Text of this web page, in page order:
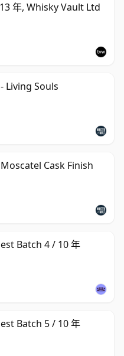
年, Whisky Vault Ltd
Living Souls
Cask Finish
Batch 4 / 10 年
Batch 5 / 10 年